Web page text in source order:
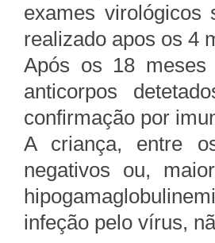
exames virológicos
realizado apos os 4
Após os 18 meses
anticorpos
confirmação por
A criança, entre
negativos ou,
infeção pelo vírus,